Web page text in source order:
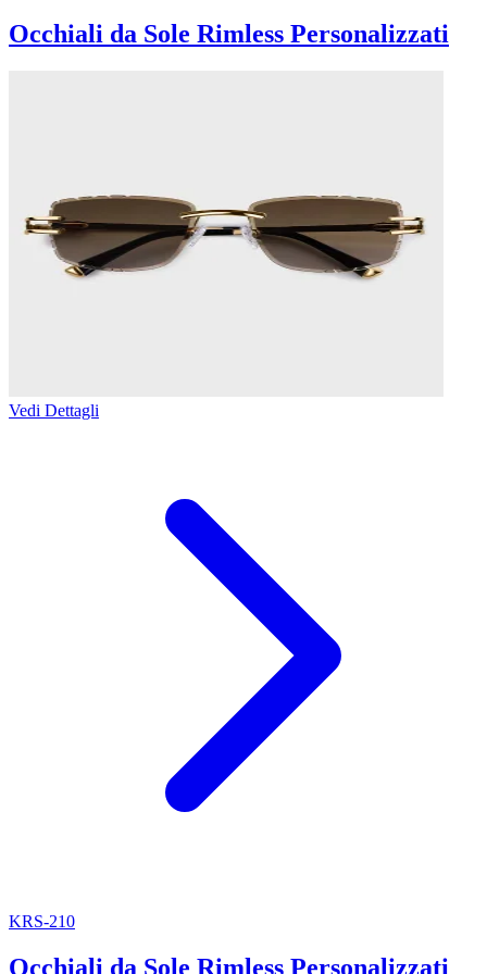
Occhiali da Sole Rimless Personalizzati
Vedi Dettagli
KRS-210
Occhiali da Sole Rimless Personalizzati